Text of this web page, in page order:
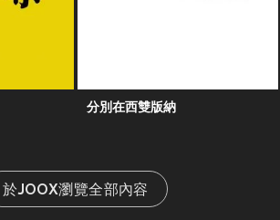
分別在西雙版納
於JOOX瀏覽全部內容